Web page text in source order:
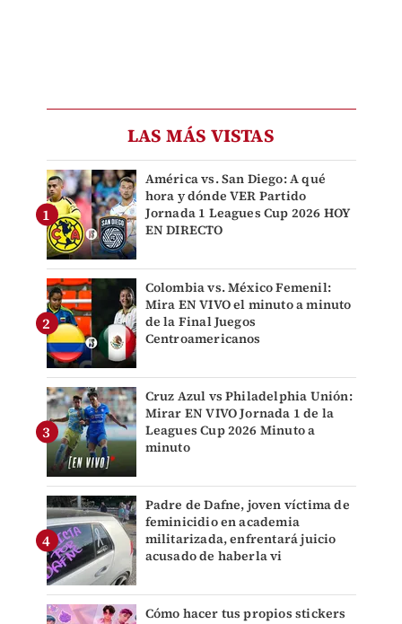
LAS MÁS VISTAS
América vs. San Diego: A qué
hora y dónde VER Partido
Jornada 1 Leagues Cup 2026 HOY
EN DIRECTO
Colombia vs. México Femenil:
Mira EN VIVO el minuto a minuto
de la Final Juegos
Centroamericanos
Cruz Azul vs Philadelphia Unión:
Mirar EN VIVO Jornada 1 de la
Leagues Cup 2026 Minuto a
minuto
Padre de Dafne, joven víctima de
feminicidio en academia
militarizada, enfrentará juicio
acusado de haberla vi
Cómo hacer tus propios stickers